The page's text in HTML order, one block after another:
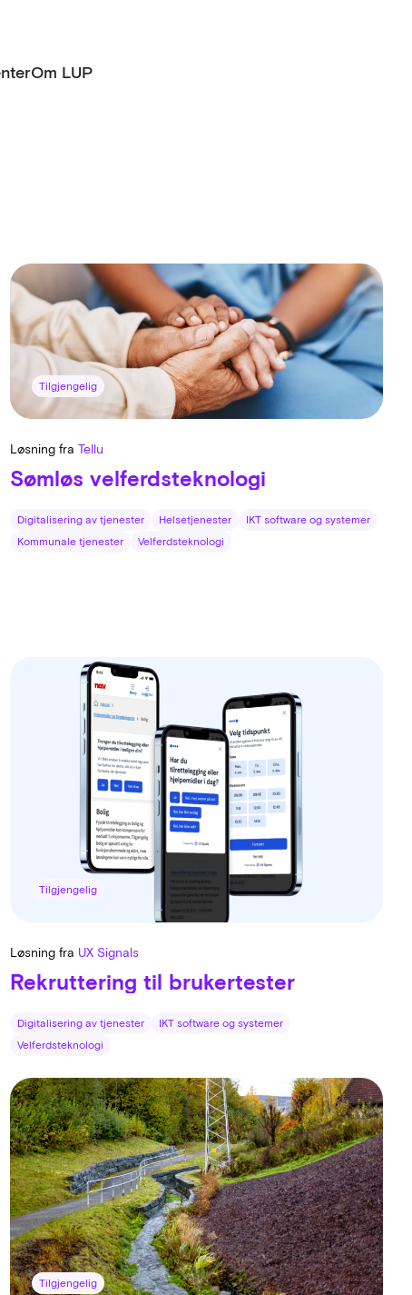
Om LUP
Tilgjengelig
Løsning fraTellu
Sømløs velferdsteknologi
Digitalisering av tjenester Helsetjenester
IKT software og systemer
Kommunale tjenester
Velferdsteknologi
Tilgjengelig
Løsning fra UX Signals
Rekruttering til brukertester
Digitalisering av tjenester
IKT software og systemer
Velferdsteknologi
Tilgjengelig